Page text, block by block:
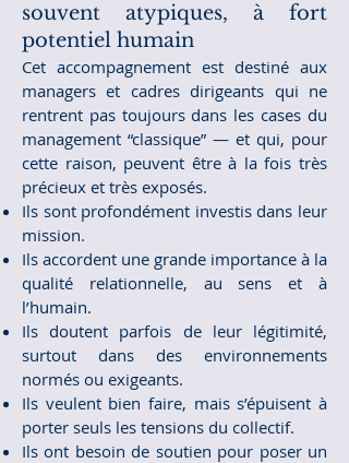
souvent atypiques, à fort
potentiel humain
Cet accompagnement est destiné aux
managers et cadres dirigeants qui ne
rentrent pas toujours dans les cases du
management “classique” — et qui, pour
cette raison, peuvent être à la fois très
précieux et très exposés.
Ils sont profondément investis dans leur
mission.
Ils accordent une grande importance à la
qualité relationnelle, au sens et à
l’humain.
Ils doutent parfois de leur légitimité,
surtout dans des environnements
normés ou exigeants.
Ils veulent bien faire, mais s’épuisent à
porter seuls les tensions du collectif.
Ils ont besoin de soutien pour poser un